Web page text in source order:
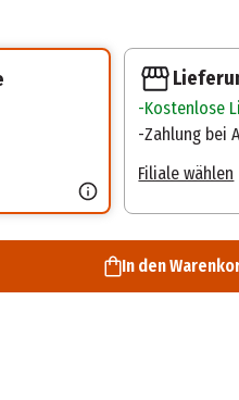
Kostenlose
Zahlung bei
Filiale wählen
In den